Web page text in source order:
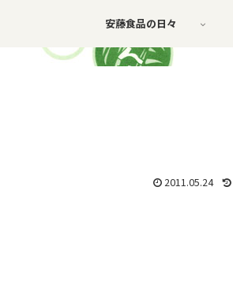
安藤食品の日々
2011.05.24